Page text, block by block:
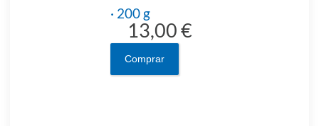
· 200 g
13,00 €
Comprar